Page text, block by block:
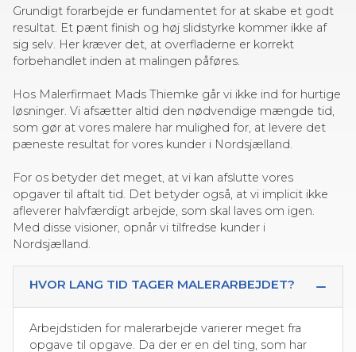
Grundigt forarbejde er fundamentet for at skabe et godt
resultat. Et pænt finish og høj slidstyrke kommer ikke af
sig selv. Her kræver det, at overfladerne er korrekt
forbehandlet inden at malingen påføres.
Hos Malerfirmaet Mads Thiemke går vi ikke ind for hurtige
løsninger. Vi afsætter altid den nødvendige mængde tid,
som gør at vores malere har mulighed for, at levere det
pæneste resultat for vores kunder i Nordsjælland.
For os betyder det meget, at vi kan afslutte vores
opgaver til aftalt tid. Det betyder også, at vi implicit ikke
afleverer halvfærdigt arbejde, som skal laves om igen.
Med disse visioner, opnår vi tilfredse kunder i
Nordsjælland.
HVOR LANG TID TAGER MALERARBEJDET?
Arbejdstiden for malerarbejde varierer meget fra
opgave til opgave. Da der er en del ting, som har